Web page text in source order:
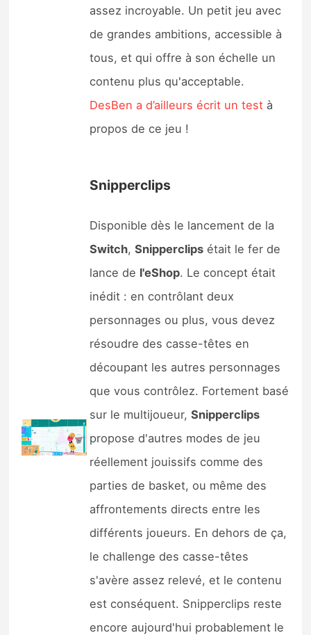
assez incroyable. Un petit jeu avec
de grandes ambitions, accessible à
tous, et qui offre à son échelle un
contenu plus qu'acceptable.
DesBen a d’ailleurs écrit un test à
propos de ce jeu !
Snipperclips
Disponible dès le lancement de la
Switch,Snipperclips était le fer de
lance de l'eShop. Le concept était
inédit : en contrôlant deux
personnages ou plus, vous devez
résoudre des casse-têtes en
découpant les autres personnages
que vous contrôlez. Fortement basé
sur le multijoueur,Snipperclips
propose d'autres modes de jeu
réellement jouissifs comme des
parties de basket, ou même des
affrontements directs entre les
différents joueurs. En dehors de ça,
le challenge des casse-têtes
s'avère assez relevé, et le contenu
est conséquent. Snipperclips reste
encore aujourd'hui probablement le